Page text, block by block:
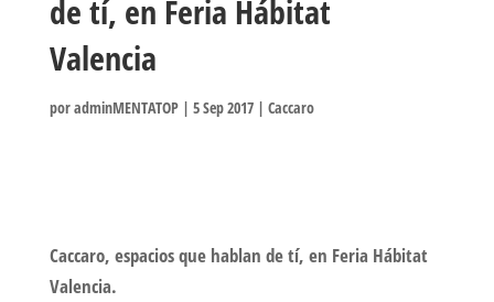
de tí, en Feria Hábitat
Valencia
poradminMENTATOP| 5 Sep 2017| Caccaro
Caccaro, espacios que hablan de tí, en Feria Hábitat
Valencia.